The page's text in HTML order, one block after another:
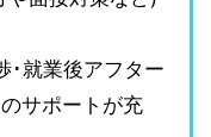
･就業後アフター
サポートが充